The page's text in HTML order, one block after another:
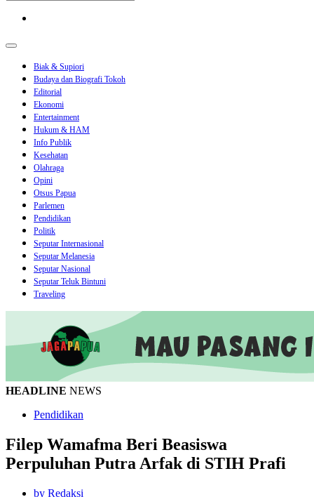
Biak & Supiori
Budaya dan Biografi Tokoh
Editorial
Ekonomi
Entertainment
Hukum & HAM
Info Publik
Kesehatan
Olahraga
Opini
Otsus Papua
Parlemen
Pendidikan
Politik
Seputar Internasional
Seputar Melanesia
Seputar Nasional
Seputar Teluk Bintuni
Traveling
HEADLINE NEWS
Pendidikan
Filep Wamafma Beri Beasiswa
Perpuluhan Putra Arfak di STIH Prafi
by Redaksi